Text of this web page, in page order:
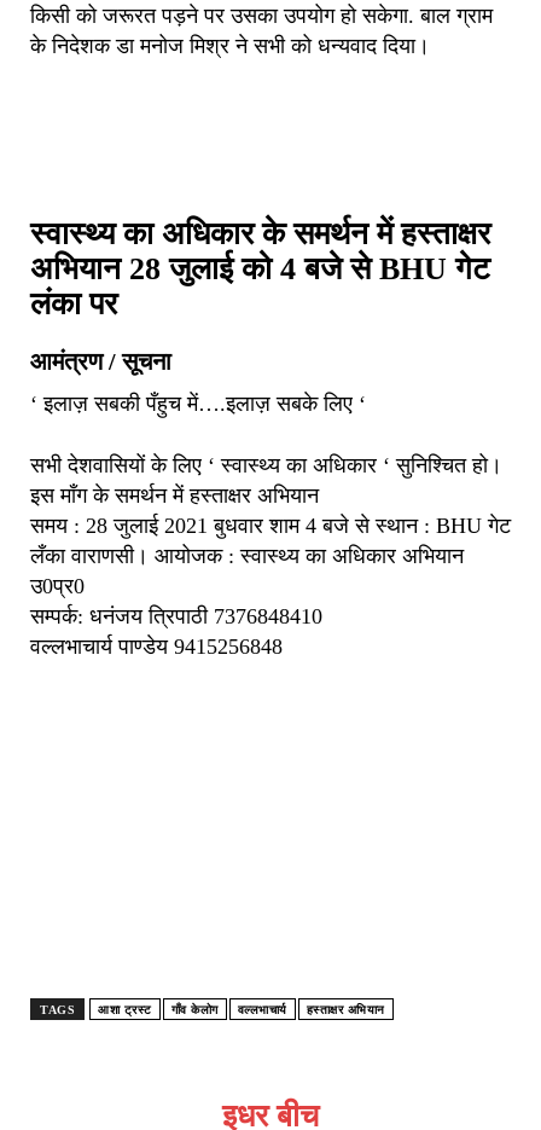
इधर बीच
किसी को जरूरत पड़ने पर उसका उपयोग हो सकेगा. बाल ग्राम
के निदेशक डा मनोज मिश्र ने सभी को धन्यवाद दिया।
स्वास्थ्य का अधिकार के समर्थन में हस्ताक्षर
अभियान 28 जुलाई को 4 बजे से BHU गेट
लंका पर
आमंत्रण / सूचना
‘ इलाज़ सबकी पँहुच में….इलाज़ सबके लिए ‘
सभी देशवासियों के लिए ‘ स्वास्थ्य का अधिकार ‘ सुनिश्चित हो।
इस माँग के समर्थन में हस्ताक्षर अभियान
समय : 28 जुलाई 2021 बुधवार शाम 4 बजे से स्थान : BHU गेट
लँका वाराणसी। आयोजक : स्वास्थ्य का अधिकार अभियान
उ0प्र0
सम्पर्क: धनंजय त्रिपाठी 7376848410
वल्लभाचार्य पाण्डेय 9415256848
TAGS आशा ट्रस्ट गाँव केलोग वल्लभाचार्य हस्ताक्षर अभियान